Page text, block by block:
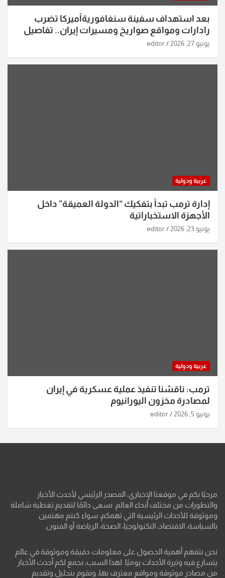
بعد استهداف سفينة سنغافوريةأميركا تضرب
رادارات ومواقع صواريخ ومسيرات إيران.. تفاصيل
الساعات الماضية
يونيو 27, 2026 editor
عربية ودولية
إدارة ترمب تبدأ بتفكيك “الدولة العميقة” داخل
الأجهزة الاستخباراتية
يونيو 23, 2026 editor
عربية ودولية
ترمب: ناقشنا تنفيذ عملية عسكرية في إيران
لمصادرة مخزون اليورانيوم
يونيو 5, 2026 editor
مرحبًا بكم في موقعنا الإخباري، المصدر الرئيسي لأحدث الأخبار
والتطورات من مختلف أنحاء العالم. نسعى دائمًا لتقديم تغطية شاملة
وموثوقة للأحداث الرئيسية التي تهمكم، سواء كنتم مهتمين
بالسياسة، الاقتصاد، التكنولوجيا، الصحة، الرياضة أو الفنون.
نحن نتفهم أهمية الحصول على معلومات دقيقة وموثوقة في عالم
يتسارع فيه وتيرة الأحداث يوميًا. لهذا السبب، نجمع لكم أحدث الأخبار
من مصادر موثوقة ومواقع معترف بها، ونقوم بتحليل وتقديم